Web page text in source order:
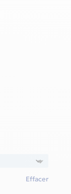
Effacer